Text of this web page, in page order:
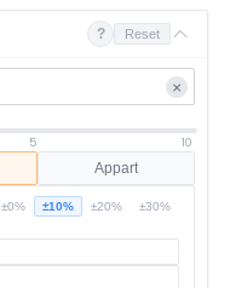
? Reset
×
5 10
Appart
±0% ±10% ±20% ±30%